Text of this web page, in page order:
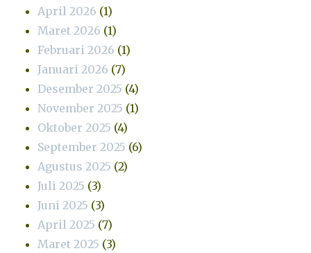
April 2026 (1)
Maret 2026 (1)
Februari 2026 (1)
Januari 2026 (7)
Desember 2025 (4)
November 2025 (1)
Oktober 2025 (4)
September 2025 (6)
Agustus 2025 (2)
Juli 2025 (3)
Juni 2025 (3)
April 2025 (7)
Maret 2025 (3)